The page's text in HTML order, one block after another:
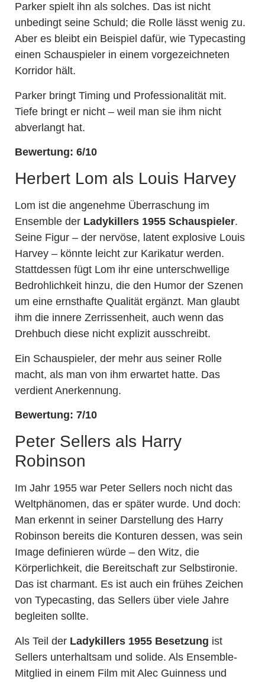
Parker spielt ihn als solches. Das ist nicht
unbedingt seine Schuld; die Rolle lässt wenig zu.
Aber es bleibt ein Beispiel dafür, wie Typecasting
einen Schauspieler in einem vorgezeichneten
Korridor hält.
Parker bringt Timing und Professionalität mit.
Tiefe bringt er nicht – weil man sie ihm nicht
abverlangt hat.
Bewertung: 6/10
Herbert Lom als Louis Harvey
Lom ist die angenehme Überraschung im
Ensemble der Ladykillers 1955 Schauspieler.
Seine Figur – der nervöse, latent explosive Louis
Harvey – könnte leicht zur Karikatur werden.
Stattdessen fügt Lom ihr eine unterschwellige
Bedrohlichkeit hinzu, die den Humor der Szenen
um eine ernsthafte Qualität ergänzt. Man glaubt
ihm die innere Zerrissenheit, auch wenn das
Drehbuch diese nicht explizit ausschreibt.
Ein Schauspieler, der mehr aus seiner Rolle
macht, als man von ihm erwartet hatte. Das
verdient Anerkennung.
Bewertung: 7/10
Peter Sellers als Harry
Robinson
Im Jahr 1955 war Peter Sellers noch nicht das
Weltphänomen, das er später wurde. Und doch:
Man erkennt in seiner Darstellung des Harry
Robinson bereits die Konturen dessen, was sein
Image definieren würde – den Witz, die
Körperlichkeit, die Bereitschaft zur Selbstironie.
Das ist charmant. Es ist auch ein frühes Zeichen
von Typecasting, das Sellers über viele Jahre
begleiten sollte.
Als Teil der Ladykillers 1955 Besetzung ist
Sellers unterhaltsam und solide. Als Ensemble-
Mitglied in einem Film mit Alec Guinness und